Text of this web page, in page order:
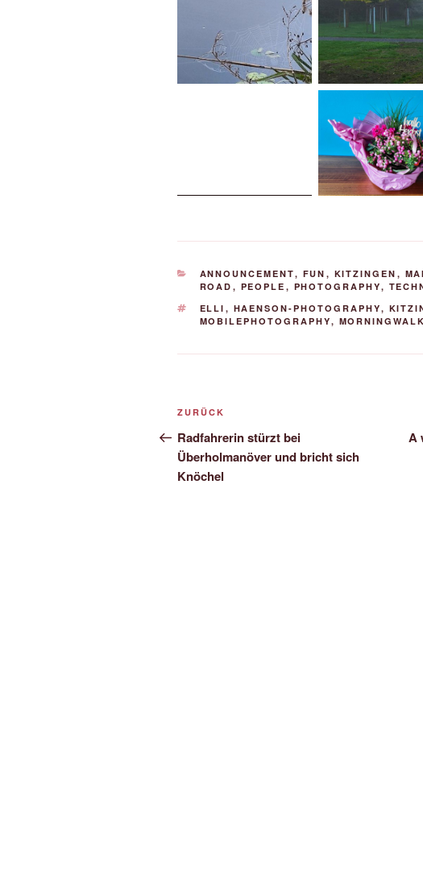
KATEGORIEN
ANNOUNCEMENT, FUN , KITZINGEN ,
ROAD , PEOPLE , PHOTOGRAPHY,
SCHLAGWÖRTER
ELLI , HAENSON-PHOTOGRAPHY,
MOBILEPHOTOGRAPHY, MORNINGWALK
Beitrags-
Navigation
Vorheriger
Beitrag
ZURÜCK
Radfahrerin stürzt bei
Überholmanöver und bricht sich
Knöchel
A